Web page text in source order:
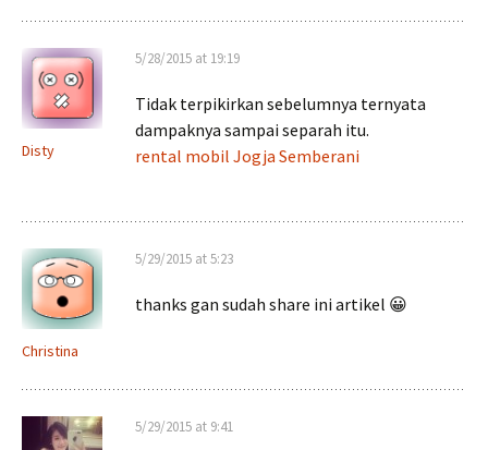
Disty
5/28/2015 at 19:19
Tidak terpikirkan sebelumnya ternyata
dampaknya sampai separah itu.
rental mobil Jogja Semberani
Christina
5/29/2015 at 5:23
thanks gan sudah share ini artikel 😀
5/29/2015 at 9:41